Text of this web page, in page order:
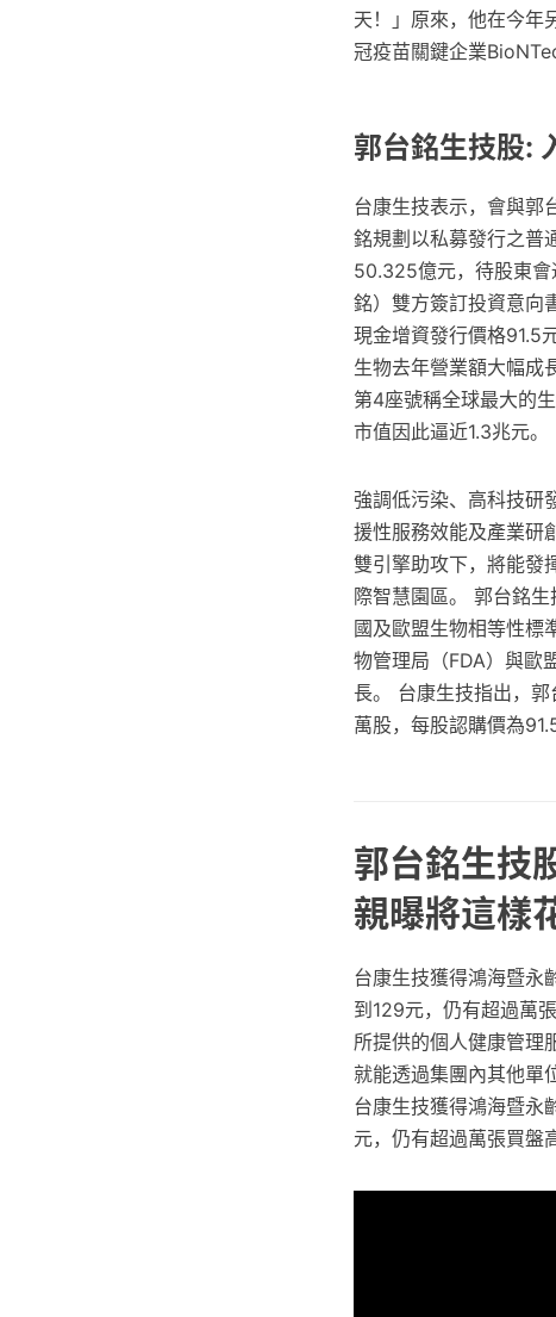
天！」原來，他在今年
冠疫苗關鍵企業
郭台銘生技股:
台康生技表示，會與郭
銘規劃以私募發行之普
50.325億元，待股東會
銘）雙方簽訂投資意向
現金增資發行價格91.5
生物去年營業額大幅成
第4座號稱全球最大的
市值因此逼近1.3兆元。
強調低污染、高科技研
援性服務效能及產業研
雙引擎助攻下，將能發
際智慧園區。 郭台銘
國及歐盟生物相等性標
物管理局（FDA）與歐
長。 台康生技指出，
萬股，每股認購價為
郭台銘生技
親曝將這樣
台康生技獲得鴻海暨永
到129元，仍有超過萬
所提供的個人健康管理
就能透過集團內其他單
台康生技獲得鴻海暨永
元，仍有超過萬張買盤